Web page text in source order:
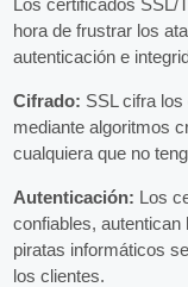
hora de frustrar los
autenticación e
Cifrado: SSL cifra
mediante algoritmos
cualquiera que no
Autenticación: Los
confiables, autentican
piratas informáticos
los clientes.